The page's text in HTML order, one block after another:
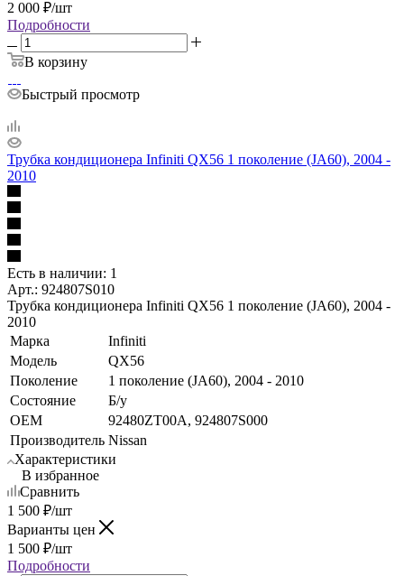
2 000 ₽/шт
Подробности
В корзину
Быстрый просмотр
Трубка кондиционера Infiniti QX56 1 поколение (JA60), 2004 -
2010
Есть в наличии: 1
Арт.: 924807S010
Трубка кондиционера Infiniti QX56 1 поколение (JA60), 2004 -
2010
Марка
Infiniti
Модель
QX56
Поколение
1 поколение (JA60), 2004 - 2010
Состояние
Б/у
OEM
92480ZT00A, 924807S000
Производитель Nissan
Характеристики
В избранное
Сравнить
1 500 ₽/шт
Варианты цен
1 500 ₽/шт
Подробности